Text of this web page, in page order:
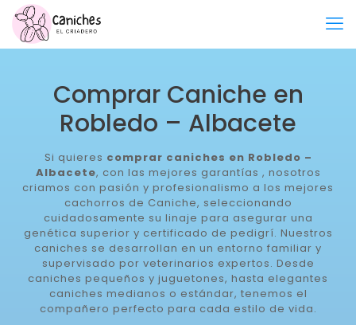
Comprar Caniche en
Robledo – Albacete
Si quieres comprar caniches en Robledo –
Albacete, con las mejores garantías , nosotros
criamos con pasión y profesionalismo a los mejores
cachorros de Caniche, seleccionando
cuidadosamente su linaje para asegurar una
genética superior y certificado de pedigrí. Nuestros
caniches se desarrollan en un entorno familiar y
supervisado por veterinarios expertos. Desde
caniches pequeños y juguetones, hasta elegantes
caniches medianos o estándar, tenemos el
compañero perfecto para cada estilo de vida.